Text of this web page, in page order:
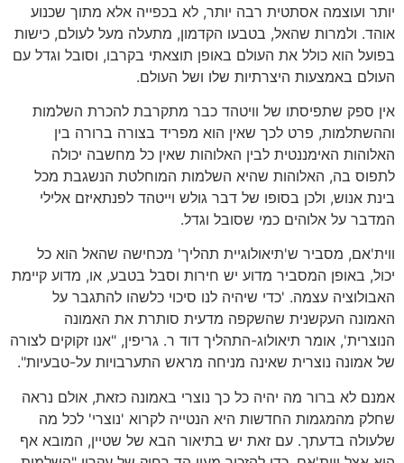
יותר ועוצמה אסתטית רבה יותר, לא בכפייה אלא מתוך שכנוע
אוהד. ולמרות שהאל, בטבעו הקדמון, מתעלה מעל לעולם, כישות
בפועל הוא כולל את העולם באופן תוצאתי בקרבו, וסובל וגדל עם
העולם באמצעות היצרתיות שלו ושל העולם.
אין ספק שתפיסתו של וויטהד כבר מתקרבת להכרת השלמות
וההשתלמות, פרט לכך שאין הוא מפריד בצורה ברורה בין
האלוהות האימננטית לבין האלוהות שאין כל מחשבה יכולה
לתפוס בה, האלוהות שהיא השלמות המוחלטת הנשגבת מכל
בינת אנוש, ולכן בסופו של דבר גולש וייטהד לפנתאיזם אלילי
המדבר על אלוהים כמי שסובל וגדל.
ווית'אם, מסביר ש'תיאולוגיית תהליך' מכחישה שהאל הוא כל
יכול, באופן המסביר מדוע יש חירות וסבל בטבע, או, מדוע קיימת
האבולוציה עצמה. 'כדי שיהיה לנו סיכוי כלשהו להתגבר על
האמונה העקשנית שהשקפה מדעית סותרת את האמונה
הנוצרית', אומר תיאולוג-התהליך דוד ר. גריפין, "אנו זקוקים לצורה
של אמונה נוצרית שאינה מניחה מראש התערבויות על-טבעיות".
אמנם לא ברור מה יהיה כל כך נוצרי באמונה כזאת, אולם נראה
שחלק מהמגמות החדשות היא הנטייה לקרוא 'נוצרי' לכל מה
שלעולה בדעתך. עם זאת יש בתיאור הבא של שטיין, המובא אף